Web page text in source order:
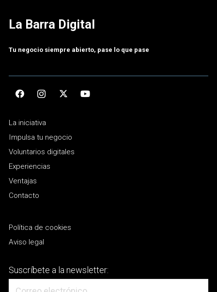
La Barra Digital
Tu negocio siempre abierto, pase lo que pase
La iniciativa
Impulsa tu negocio
Voluntarios digitales
Experiencias
Ventajas
Contacto
Política de cookies
Aviso legal
Suscríbete a la newsletter: